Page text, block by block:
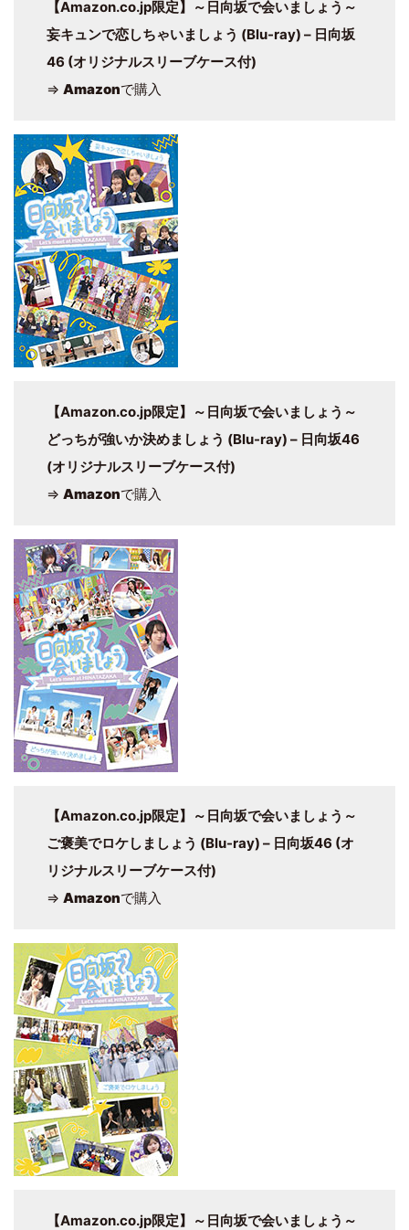
【Amazon.co.jp限定】～日向坂で会いましょう～
妄キュンで恋しちゃいましょう (Blu-ray) – 日向坂
46 (オリジナルスリーブケース付)
⇒ Amazonで購入
【Amazon.co.jp限定】～日向坂で会いましょう～
どっちが強いか決めましょう (Blu-ray) – 日向坂46
(オリジナルスリーブケース付)
⇒ Amazonで購入
【Amazon.co.jp限定】～日向坂で会いましょう～
ご褒美でロケしましょう (Blu-ray) – 日向坂46 (オ
リジナルスリーブケース付)
⇒ Amazonで購入
【Amazon.co.jp限定】～日向坂で会いましょう～